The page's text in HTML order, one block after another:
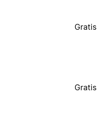
Gratis
Gratis